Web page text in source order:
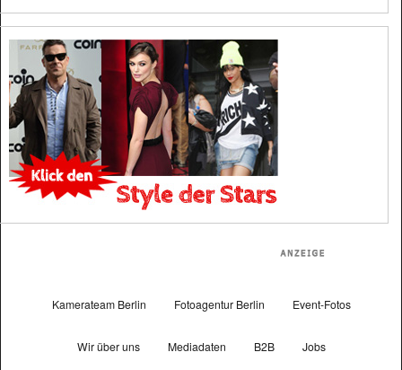
Kamerateam Berlin Fotoagentur Berlin Event-Fotos
Wir über uns Mediadaten B2B Jobs